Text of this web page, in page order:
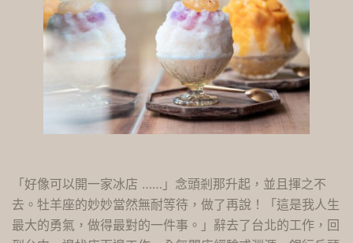
「好像可以開一家冰店 ……」念頭剎那升起，並且揮之不
去。牡羊座的妙妙當然無耐等待，做了再說！「這是我人生
最大的勇氣，做得最對的一件事。」辭去了台北的工作，回